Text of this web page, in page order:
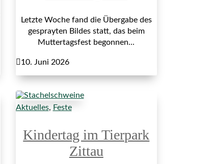
Letzte Woche fand die Übergabe des
gesprayten Bildes statt, das beim
Muttertagsfest begonnen...
10. Juni 2026
Aktuelles, Feste
Kindertag im Tierpark
Zittau